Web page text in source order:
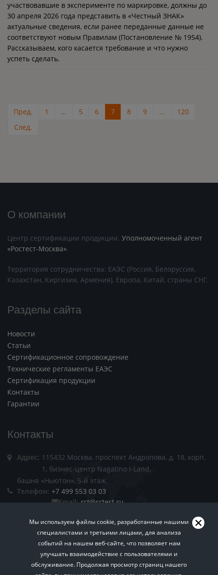
Мы используем файлы cookie, разработанные нашими
специалистами и третьими лицами, для анализа
событий на нашем веб-сайте, что позволяет нам
улучшать взаимодействие с пользователями и
обслуживание. Продолжая просмотр страниц нашего
участвовавшие в эксперименте по маркировке, должны до
30 апреля 2026 года представить в «Честный ЗНАК»
актуальные сведения, если ранее переданные данные не
соответствуют новым Правилам (Постановление № 1954).
Рассказываем, кого касается требование и что нужно
успеть сделать.
Пред. 1 ... 5 6 7 8 9 ...
120
След.
О компании
Центр сертификации продукции. Уполномоченный агент
«Ростест-Москва».
Территория сотрудничества: ЕАЭС (Россия, Белоруссия,
Казахстан, Киргизия, Армения), Европа, Китай, страны СНГ.
Разделы сайта
Новости
Статьи
Сертификационное сопровождение
Технические регламенты ЕАЭС
Сертификация продукции
Контакты
Гарантии
Контакты
Адрес: 115432 Москва, проспект Андропова, д. 18, корп.
1, бизнес-центр Nagatino i-Land,
башня «Ньютон», 5-й этаж.
Телефон: +7 499 553 03 03
Email: rct@rctest.ru
Пользовательское соглашение. Политика